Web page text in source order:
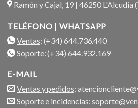
Ramón y Cajal, 19 | 46250 L'Alcudia
TELÉFONO | WHATSAPP
Ventas: (+34) 644.736.440
Soporte: (+34) 644.932.169
E-MAIL
Ventas y pedidos:
Soporte e incidencias: